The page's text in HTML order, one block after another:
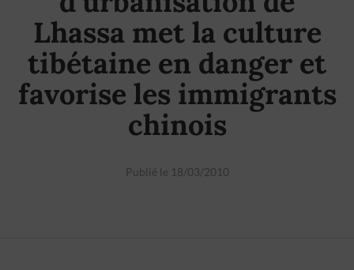
Lhassa met la culture
tibétaine en danger et
favorise les immigrants
chinois
Publié le 18/03/2010